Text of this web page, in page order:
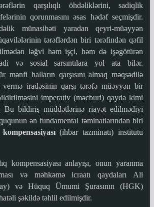
qarşılıqlı öhdəliklərini, sadiqlik
qorunmasını əsas hədəf seçmişdir.
münasibəti yaradan qeyri-müəyyən
tərəflərdən biri tərəfindən qəfil
ləğvi həm işçi, həm də işəgötürən
və sosial sarsıntılara yol ata bilər.
mənfi halların qarşısını almaq məqsədilə
iradəsinin qarşı tərəfə müəyyən bir
imperativ (məcburi) qayda kimi
Bu bildiriş müddətlərinə riayət edilmədiyi
ən fundamental təminatlarından biri
(ihbar tazminatı) institutu
kompensasiyası anlayışı, onun yaranma
və məhkəmə icraatı qaydaları Ali
və Hüquq Ümumi Şurasının (HGK)
şəkildə təhlil edilmişdir.